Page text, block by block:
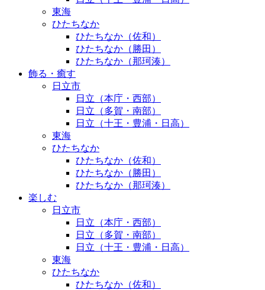
東海
ひたちなか
ひたちなか（佐和）
ひたちなか（勝田）
ひたちなか（那珂湊）
飾る・癒す
日立市
日立（本庁・西部）
日立（多賀・南部）
日立（十王・豊浦・日高）
東海
ひたちなか
ひたちなか（佐和）
ひたちなか（勝田）
ひたちなか（那珂湊）
楽しむ
日立市
日立（本庁・西部）
日立（多賀・南部）
日立（十王・豊浦・日高）
東海
ひたちなか
ひたちなか（佐和）